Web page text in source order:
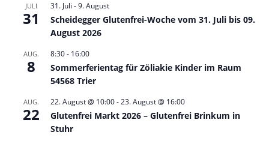
JULI
31
31. Juli -9. August
Scheidegger Glutenfrei-Woche vom 31. Juli bis 09.
August 2026
AUG.
8
8:30- 16:00
Sommerferientag für Zöliakie Kinder im Raum
54568 Trier
AUG.
22
22. August @ 10:00-23. August @ 16:00
Glutenfrei Markt 2026 – Glutenfrei Brinkum in
Stuhr